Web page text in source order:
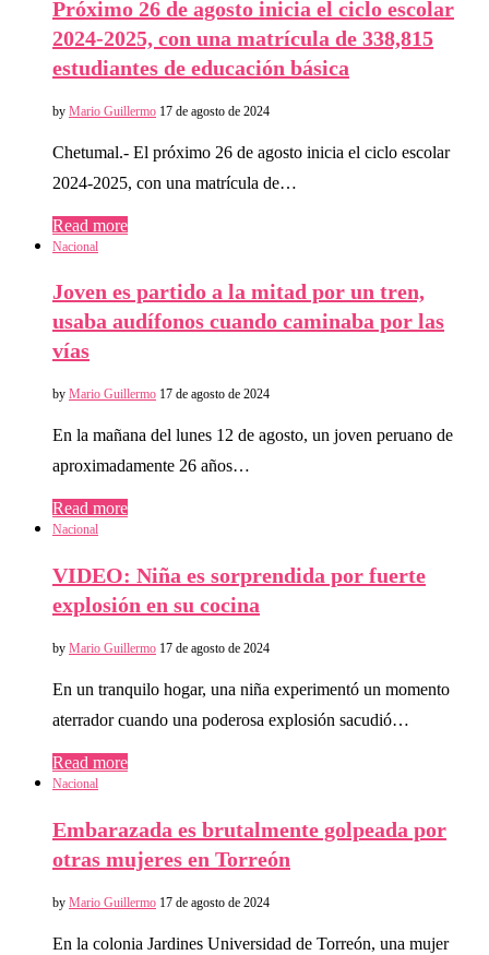
Próximo 26 de agosto inicia el ciclo escolar
2024-2025, con una matrícula de 338,815
estudiantes de educación básica
by Mario Guillermo 17 de agosto de 2024
Chetumal.- El próximo 26 de agosto inicia el ciclo escolar
2024-2025, con una matrícula de…
Read more
Nacional
Joven es partido a la mitad por un tren,
usaba audífonos cuando caminaba por las
vías
by Mario Guillermo 17 de agosto de 2024
En la mañana del lunes 12 de agosto, un joven peruano de
aproximadamente 26 años…
Read more
Nacional
VIDEO: Niña es sorprendida por fuerte
explosión en su cocina
by Mario Guillermo 17 de agosto de 2024
En un tranquilo hogar, una niña experimentó un momento
aterrador cuando una poderosa explosión sacudió…
Read more
Nacional
Embarazada es brutalmente golpeada por
otras mujeres en Torreón
by Mario Guillermo 17 de agosto de 2024
En la colonia Jardines Universidad de Torreón, una mujer